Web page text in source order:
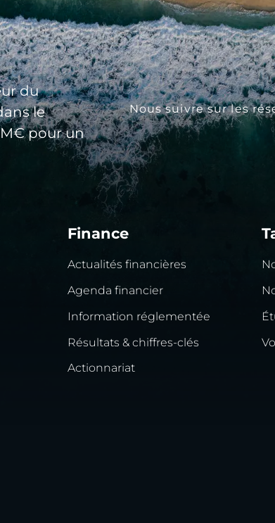
du
le
M€ pour un
Nous suivre sur les
Finance
Actualités financières
Agenda financier
Information réglementée
Résultats & chiffres-clés
Actionnariat